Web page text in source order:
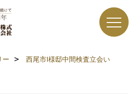
ー 西尾市I様邸中間検査立会い